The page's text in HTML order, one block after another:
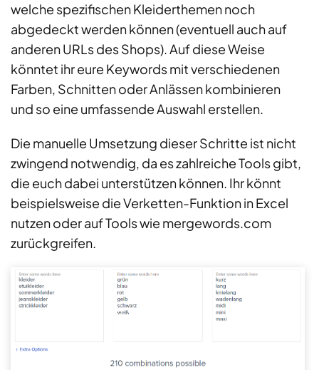
welche spezifischen Kleiderthemen noch
abgedeckt werden können (eventuell auch auf
anderen URLs des Shops). Auf diese Weise
könntet ihr eure Keywords mit verschiedenen
Farben, Schnitten oder Anlässen kombinieren
und so eine umfassende Auswahl erstellen.
Die manuelle Umsetzung dieser Schritte ist nicht
zwingend notwendig, da es zahlreiche Tools gibt,
die euch dabei unterstützen können. Ihr könnt
beispielsweise die Verketten-Funktion in Excel
nutzen oder auf Tools wie mergewords.com
zurückgreifen.